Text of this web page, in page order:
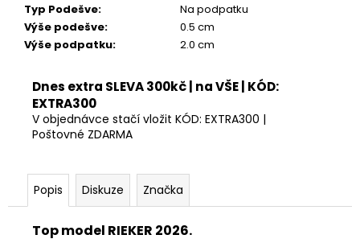
Typ Podešve:
Na podpatku
Výše podešve:
0.5 cm
Výše podpatku: 2.0 cm
Dnes extra SLEVA 300kč | na VŠE | KÓD:
EXTRA300
V objednávce stačí vložit KÓD: EXTRA300 |
Poštovné ZDARMA
Popis Diskuze Značka
Top model RIEKER 2026.